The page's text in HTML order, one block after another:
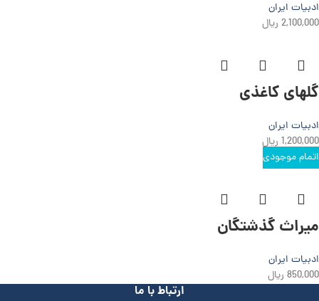
ادبیات ایران
2,100,000 ریال
گلهای کاغذی
ادبیات ایران
1,200,000 ریال
اتمام موجودی
میراث گذشتگان
ادبیات ایران
850,000 ریال
ارتباط با ما